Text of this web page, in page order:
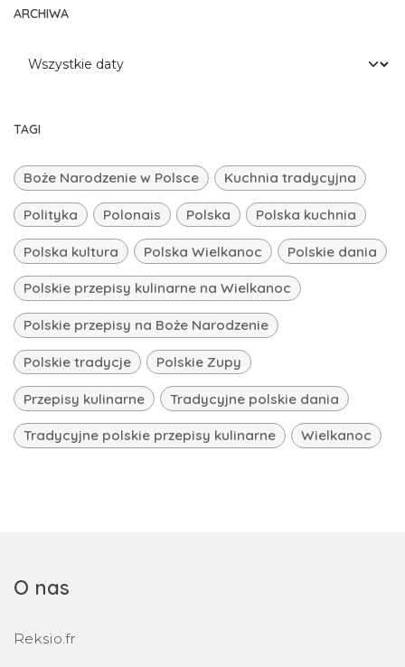
ARCHIWA
TAGI
Boże Narodzenie w Polsce Kuchnia tradycyjna
Polityka Polonais Polska Polska kuchnia
Polska kultura Polska Wielkanoc Polskie dania
Polskie przepisy kulinarne na Wielkanoc
Polskie przepisy na Boże Narodzenie
Polskie tradycje Polskie Zupy
Przepisy kulinarne Tradycyjne polskie dania
Tradycyjne polskie przepisy kulinarne Wielkanoc
O nas
Reksio.fr